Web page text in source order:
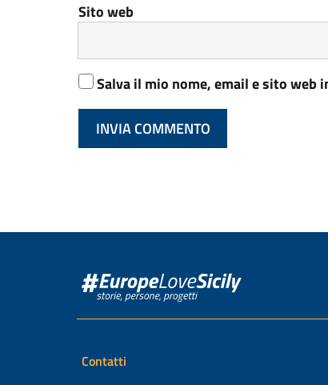
Sito web
Salva il mio nome, email e sito web
Contatti